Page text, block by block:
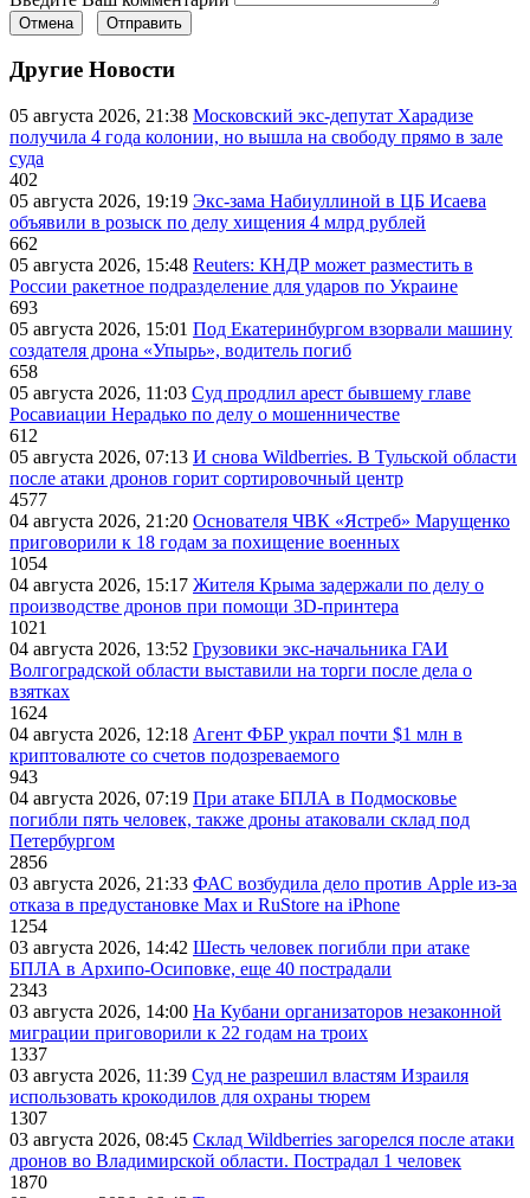
Отмена Отправить
Другие Новости
05 августа 2026, 21:38 Московский экс-депутат Харадизе
получила 4 года колонии, но вышла на свободу прямо в зале
суда
402
05 августа 2026, 19:19 Экс-зама Набиуллиной в ЦБ Исаева
объявили в розыск по делу хищения 4 млрд рублей
662
05 августа 2026, 15:48 Reuters: КНДР может разместить в
России ракетное подразделение для ударов по Украине
693
05 августа 2026, 15:01 Под Екатеринбургом взорвали машину
создателя дрона «Упырь», водитель погиб
658
05 августа 2026, 11:03 Суд продлил арест бывшему главе
Росавиации Нерадько по делу о мошенничестве
612
05 августа 2026, 07:13 И снова Wildberries. В Тульской области
после атаки дронов горит сортировочный центр
4577
04 августа 2026, 21:20 Основателя ЧВК «Ястреб» Марущенко
приговорили к 18 годам за похищение военных
1054
04 августа 2026, 15:17 Жителя Крыма задержали по делу о
производстве дронов при помощи 3D‑принтера
1021
04 августа 2026, 13:52 Грузовики экс-начальника ГАИ
Волгоградской области выставили на торги после дела о
взятках
1624
04 августа 2026, 12:18 Агент ФБР украл почти $1 млн в
криптовалюте со счетов подозреваемого
943
04 августа 2026, 07:19 При атаке БПЛА в Подмосковье
погибли пять человек, также дроны атаковали склад под
Петербургом
2856
03 августа 2026, 21:33 ФАС возбудила дело против Apple из-за
отказа в предустановке Max и RuStore на iPhone
1254
03 августа 2026, 14:42 Шесть человек погибли при атаке
БПЛА в Архипо-Осиповке, еще 40 пострадали
2343
03 августа 2026, 14:00 На Кубани организаторов незаконной
миграции приговорили к 22 годам на троих
1337
03 августа 2026, 11:39 Суд не разрешил властям Израиля
использовать крокодилов для охраны тюрем
1307
03 августа 2026, 08:45 Склад Wildberries загорелся после атаки
дронов во Владимирской области. Пострадал 1 человек
1870